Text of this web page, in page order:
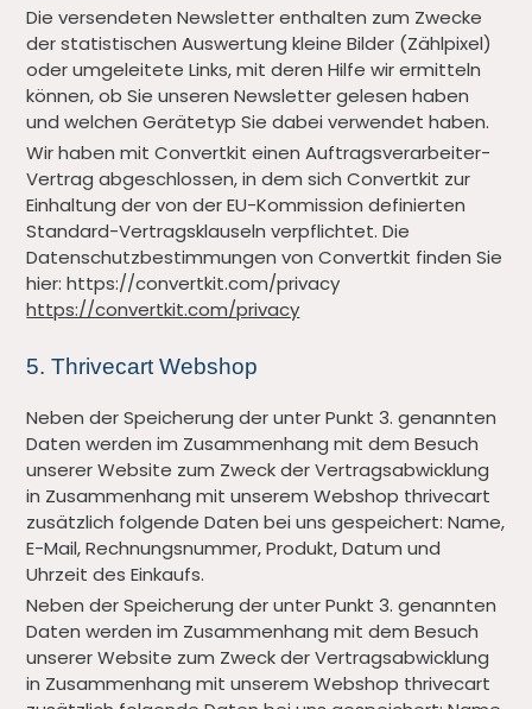
Die versendeten Newsletter enthalten zum Zwecke
der statistischen Auswertung kleine Bilder (Zählpixel)
oder umgeleitete Links, mit deren Hilfe wir ermitteln
können, ob Sie unseren Newsletter gelesen haben
und welchen Gerätetyp Sie dabei verwendet haben.
Wir haben mit Convertkit einen Auftragsverarbeiter-
Vertrag abgeschlossen, in dem sich Convertkit zur
Einhaltung der von der EU-Kommission definierten
Standard-Vertragsklauseln verpflichtet. Die
Datenschutzbestimmungen von Convertkit finden Sie
hier: https://convertkit.com/privacy
https://convertkit.com/privacy
5. Thrivecart Webshop
Neben der Speicherung der unter Punkt 3. genannten
Daten werden im Zusammenhang mit dem Besuch
unserer Website zum Zweck der Vertragsabwicklung
in Zusammenhang mit unserem Webshop thrivecart
zusätzlich folgende Daten bei uns gespeichert: Name,
E-Mail, Rechnungsnummer, Produkt, Datum und
Uhrzeit des Einkaufs.
Neben der Speicherung der unter Punkt 3. genannten
Daten werden im Zusammenhang mit dem Besuch
unserer Website zum Zweck der Vertragsabwicklung
in Zusammenhang mit unserem Webshop thrivecart